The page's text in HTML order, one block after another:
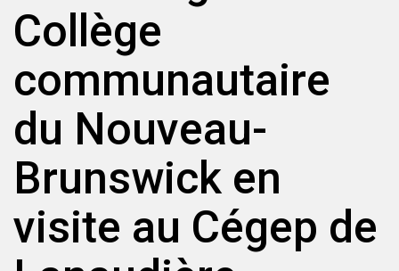
Collège
communautaire
du Nouveau-
Brunswick en
visite au Cégep de